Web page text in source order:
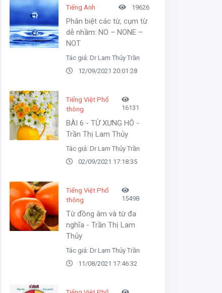
Tiếng Anh 19626
Phân biệt các từ, cụm từ
dễ nhầm: NO – NONE –
NOT
Tác giả: Dr Lam Thủy Trần
12/09/2021 20:01:28
Tiếng Việt Phổ
thông
16131
BÀI 6 - TỪ XƯNG HÔ -
Trần Thị Lam Thủy
Tác giả: Dr Lam Thủy Trần
02/09/2021 17:18:35
Tiếng Việt Phổ
thông
15498
Từ đồng âm và từ đa
nghĩa - Trần Thị Lam
Thủy
Tác giả: Dr Lam Thủy Trần
11/08/2021 17:46:32